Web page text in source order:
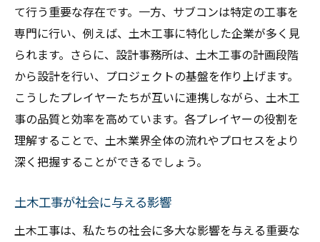
て行う重要な存在です。一方、サブコンは特定の工事を
専門に行い、例えば、土木工事に特化した企業が多く見
られます。さらに、設計事務所は、土木工事の計画段階
から設計を行い、プロジェクトの基盤を作り上げます。
こうしたプレイヤーたちが互いに連携しながら、土木工
事の品質と効率を高めています。各プレイヤーの役割を
理解することで、土木業界全体の流れやプロセスをより
深く把握することができるでしょう。
土木工事が社会に与える影響
土木工事は、私たちの社会に多大な影響を与える重要な